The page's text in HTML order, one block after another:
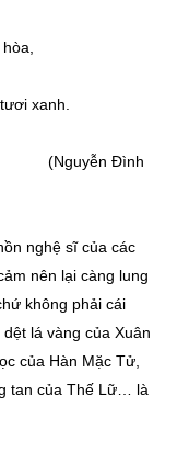
xanh.
Đình
nghệ sĩ của các
nên lại càng lung
không phải cái
lá vàng của Xuân
của Hàn Mặc Tử,
tan của Thế Lữ… là